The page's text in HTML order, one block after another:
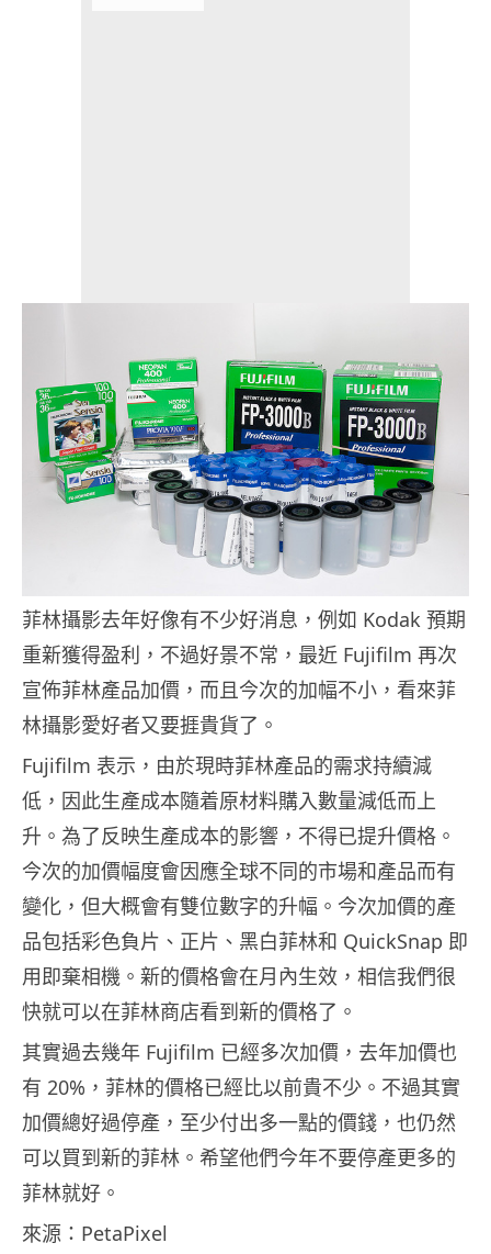
菲林攝影去年好像有不少好消息，例如 Kodak 預期
重新獲得盈利，不過好景不常，最近 Fujifilm 再次
宣佈菲林產品加價，而且今次的加幅不小，看來菲
林攝影愛好者又要捱貴貨了。
Fujifilm 表示，由於現時菲林產品的需求持續減
低，因此生產成本隨着原材料購入數量減低而上
升。為了反映生產成本的影響，不得已提升價格。
今次的加價幅度會因應全球不同的市場和產品而有
變化，但大概會有雙位數字的升幅。今次加價的產
品包括彩色負片、正片、黑白菲林和 QuickSnap 即
用即棄相機。新的價格會在月內生效，相信我們很
快就可以在菲林商店看到新的價格了。
其實過去幾年 Fujifilm 已經多次加價，去年加價也
有 20%，菲林的價格已經比以前貴不少。不過其實
加價總好過停產，至少付出多一點的價錢，也仍然
可以買到新的菲林。希望他們今年不要停產更多的
菲林就好。
來源：PetaPixel